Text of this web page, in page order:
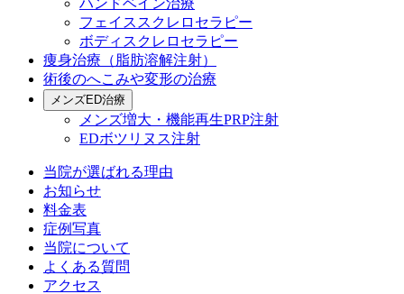
ハンドベイン治療
フェイススクレロセラピー
ボディスクレロセラピー
痩身治療（脂肪溶解注射）
術後のへこみや変形の治療
メンズED治療
メンズ増大・機能再生PRP注射
EDボツリヌス注射
当院が選ばれる理由
お知らせ
料金表
症例写真
当院について
よくある質問
アクセス